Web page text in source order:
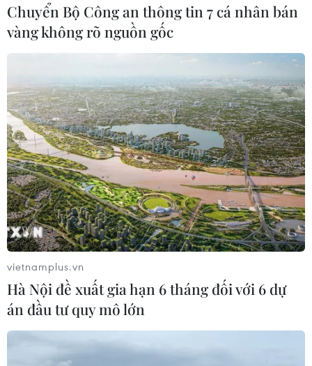
Chuyển Bộ Công an thông tin 7 cá nhân bán
vàng không rõ nguồn gốc
vietnamplus.vn
Hà Nội đề xuất gia hạn 6 tháng đối với 6 dự
án đầu tư quy mô lớn